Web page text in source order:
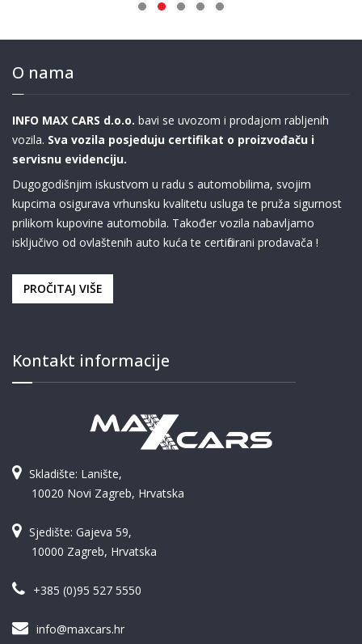
O nama
INFO MAX CARS d.o.o. bavi se uvozom i prodajom rabljenih
vozila. Sva vozila posjeduju certifikat o proizvođaču i
servisnu evidenciju.
Dugogodišnjim iskustvom u radu s automobilima, svojim
kupcima osigurava vrhunsku kvalitetu usluga te pruža sigurnost
prilikom kupovine automobila. Također vozila nabavljamo
isključivo od ovlaštenih auto kuća te certificirani prodavača !
PROČITAJ VIŠE
Kontakt informacije
Skladište: Lanište,
10020 Novi Zagreb, Hrvatska
Sjedište: Gajeva 59,
10000 Zagreb, Hrvatska
+385 (0)95 527 5550
info@maxcars.hr